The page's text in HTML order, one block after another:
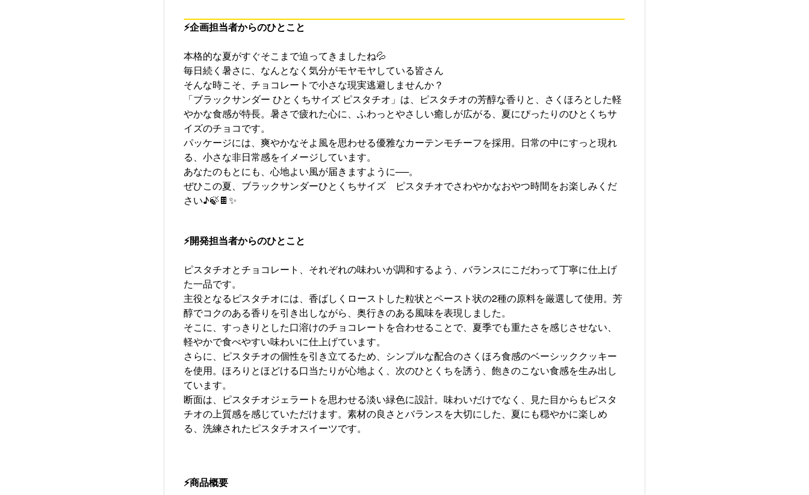
⚡企画担当者からのひとこと
本格的な夏がすぐそこまで迫ってきましたね💦
毎日続く暑さに、なんとなく気分がモヤモヤしている皆さん
そんな時こそ、チョコレートで小さな現実逃避しませんか？
「ブラックサンダー ひとくちサイズ ピスタチオ」は、ピスタチオの芳醇な香りと、さくほろとした軽
やかな食感が特長。暑さで疲れた心に、ふわっとやさしい癒しが広がる、夏にぴったりのひとくちサ
イズのチョコです。
パッケージには、爽やかなそよ風を思わせる優雅なカーテンモチーフを採用。日常の中にすっと現れ
る、小さな非日常感をイメージしています。
あなたのもとにも、心地よい風が届きますように──。
ぜひこの夏、ブラックサンダーひとくちサイズ ピスタチオでさわやかなおやつ時間をお楽しみくだ
さい♪🍃🍫✨
⚡開発担当者からのひとこと
ピスタチオとチョコレート、それぞれの味わいが調和するよう、バランスにこだわって丁寧に仕上げ
た一品です。
主役となるピスタチオには、香ばしくローストした粒状とペースト状の2種の原料を厳選して使用。芳
醇でコクのある香りを引き出しながら、奥行きのある風味を表現しました。
そこに、すっきりとした口溶けのチョコレートを合わせることで、夏季でも重たさを感じさせない、
軽やかで食べやすい味わいに仕上げています。
さらに、ピスタチオの個性を引き立てるため、シンプルな配合のさくほろ食感のベーシッククッキー
を使用。ほろりとほどける口当たりが心地よく、次のひとくちを誘う、飽きのこない食感を生み出し
ています。
断面は、ピスタチオジェラートを思わせる淡い緑色に設計。味わいだけでなく、見た目からもピスタ
チオの上質感を感じていただけます。素材の良さとバランスを大切にした、夏にも穏やかに楽しめ
る、洗練されたピスタチオスイーツです。
⚡商品概要